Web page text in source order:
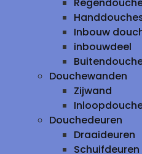
Inbouw
inbouwdeel
Douchewanden
Zijwand
Douchedeuren
Draaideuren
Schuifdeuren